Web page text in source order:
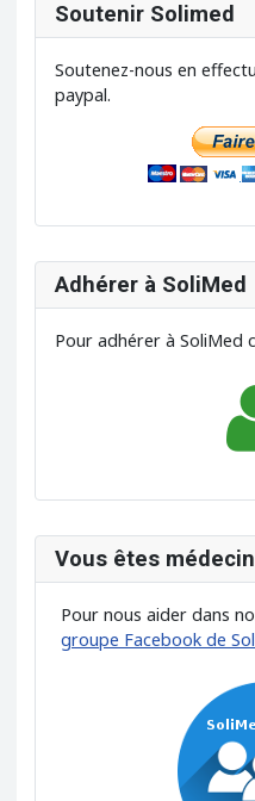
Soutenir Solimed
Soutenez-nous en
paypal.
Adhérer à SoliMed
Pour adhérer à SoliMed
Vous êtes médecin
Pour nous aider dans
groupe Facebook de